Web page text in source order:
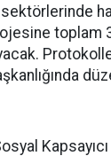
sektörlerinde
toplam